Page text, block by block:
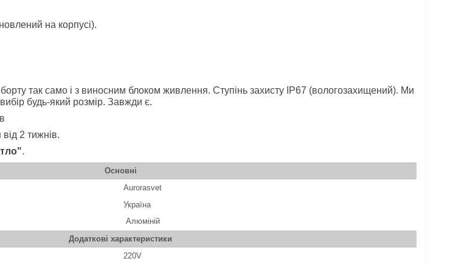
на корпусі).
так само і з виносним блоком живлення. Ступінь захисту IP67 (вологозахищений). Ми
будь-який розмір. Завжди є.
2 тижнів.
.
Основні
Aurorasvet
Україна
Алюміній
Додаткові характеристики
220V